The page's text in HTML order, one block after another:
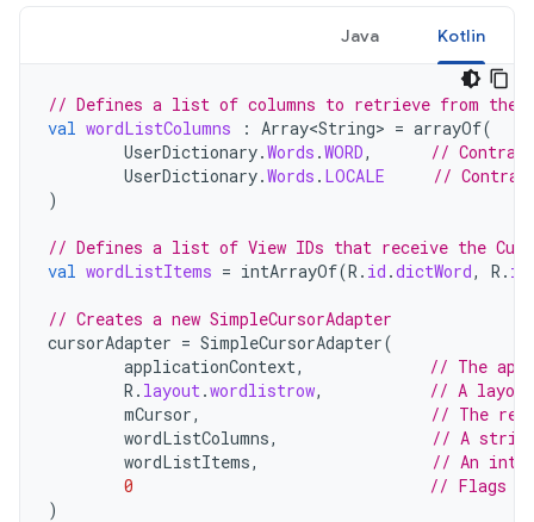
Kotlin
Java
// Defines a list of columns to retrieve from the
val wordListColumns : Array<String> = arrayOf(
UserDictionary.Words .WORD,
//
UserDictionary.Words . LOCALE
//
)
// Defines a list of View IDs that receive the
val wordListItems = intArrayOf(R . id .dictWord, R . id
// Creates a new SimpleCursorAdapter
cursorAdapter = SimpleCursorAdapter(
applicationContext,
// The
R . layout .wordlistrow,
// A
mCursor,
// The
wordListColumns,
// A string
wordListItems,
// An
0
// Flags
)